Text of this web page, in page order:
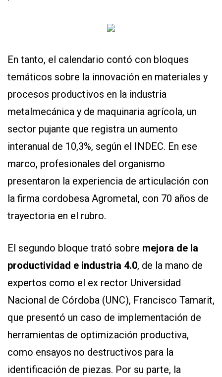
En tanto, el calendario contó con bloques
temáticos sobre la innovación en materiales y
procesos productivos en la industria
metalmecánica y de maquinaria agrícola, un
sector pujante que registra un aumento
interanual de 10,3%, según el INDEC. En ese
marco, profesionales del organismo
presentaron la experiencia de articulación con
la firma cordobesa Agrometal, con 70 años de
trayectoria en el rubro.
El segundo bloque trató sobre mejora de la
productividad e industria 4.0, de la mano de
expertos como el ex rector Universidad
Nacional de Córdoba (UNC), Francisco Tamarit,
que presentó un caso de implementación de
herramientas de optimización productiva,
como ensayos no destructivos para la
identificación de piezas. Por su parte, la